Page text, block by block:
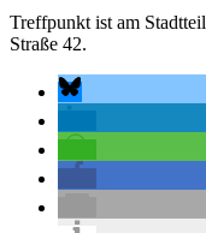
Treffpunkt ist am
Straße 42.